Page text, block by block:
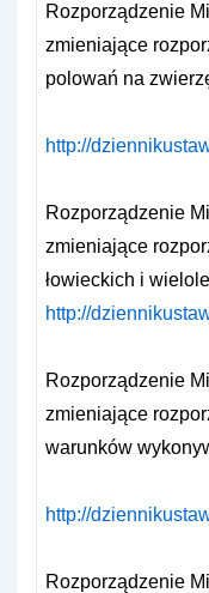
Rozporządzenie
zmieniające
polowań na
http://
Rozporządzenie
zmieniające
łowieckich i
http://
Rozporządzenie
zmieniające
warunków
http://
Rozporządzenie